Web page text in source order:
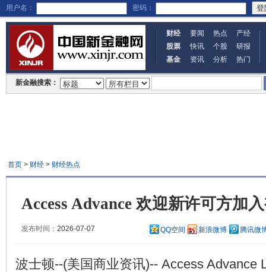
用户名： 密码：
财经 要闻 热点
产经
股票
快讯 个股
研报
基金
资讯 分析 热门
新金融搜索：
首页> 财经> 财经热点
Access Advance 欢迎新许可方加
发布时间： 2026-07-07 QQ空间 新浪微博 腾讯微
波士顿--(美国商业资讯)-- Access Advance